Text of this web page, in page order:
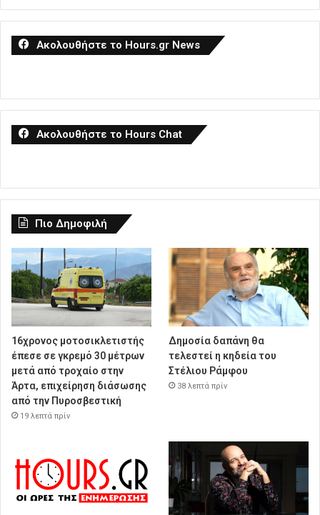
Ακολουθήστε το Hours.gr News
Ακολουθήστε το Hours Chat
Πιο Δημοφιλή
16χρονος μοτοσικλετιστής
έπεσε σε γκρεμό 30 μέτρων
μετά από τροχαίο στην
Άρτα, επιχείρηση διάσωσης
από την Πυροσβεστική
19 λεπτά πρίν
Δημοσία δαπάνη θα
τελεστεί η κηδεία του
Στέλιου Ράμφου
38 λεπτά πρίν